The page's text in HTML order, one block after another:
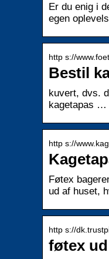
Er du enig i
egen
http s://
Bestil
kuvert, dvs.
kagetapas …
http s://
Føtex
ud af huset,
http s://
føtex